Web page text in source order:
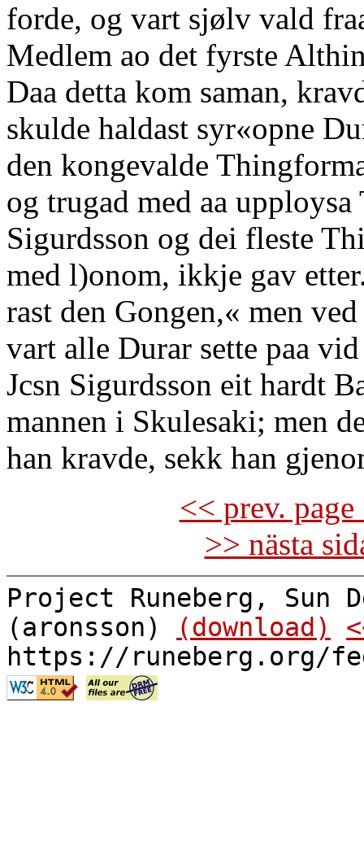
forde, og vart sjølv vald
Medlem ao det fyrste
Daa detta kom saman,
skulde haldast syr«opne
den kongevalde
og trugad med aa
Sigurdsson og dei fleste
med l)onom, ikkje gav
rast den Gongen,« men
vart alle Durar sette paa
Jcsn Sigurdsson eit hardt
mannen i Skulesaki; men
han kravde, sekk han
<< prev.
>> nästa
Project Runeberg, Sun
(aronsson)
(download)
https://runeberg.org/